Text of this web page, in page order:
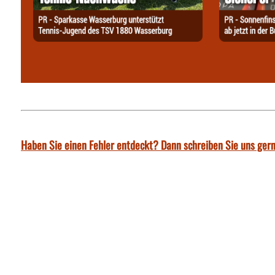
Haben Sie einen Fehler entdeckt? Dann schreiben Sie uns